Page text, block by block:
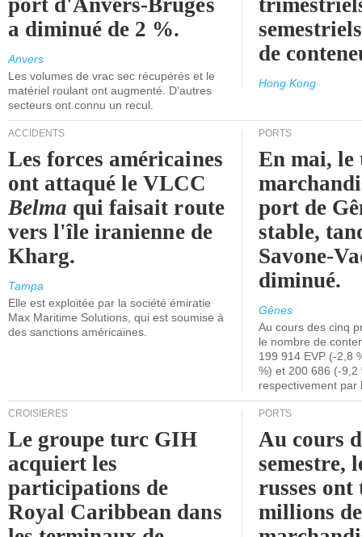
port d'Anvers-Bruges
a diminué de 2 %.
Anvers
Les volumes de vrac sec récupérés et le
matériel roulant ont augmenté. D'autres
secteurs ont connu un recul.
de
Hong Kong
ACCIDENTS
Les forces américaines
ont attaqué le VLCC
Belma qui faisait route
vers l'île iranienne de
Kharg.
Tampa
Elle est exploitée par la société émiratie
Max Maritime Solutions, qui est soumise à
des sanctions américaines.
PORTS
En mai, le
port de
stable,
Savone-
diminué.
Gênes
Au cours des cinq
le nombre de
199 914 EVP (-2,8
%) et 200 686 (-9,2
respectivement par
CROISIÈRES
Le groupe turc GIH
acquiert les
participations de
Royal Caribbean dans
PORTS
Au cours
semestre,
russes
millions